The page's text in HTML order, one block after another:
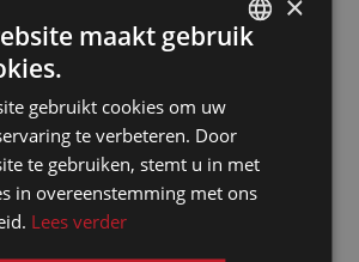
assurons une approche
professionnelle. Nous
de vous fournir des
interprètes
expérimentés, nous
mettons aussi à votre
disposition un
FRENCH
maakt gebruik
gebruikt cookies om uw
te verbeteren. Door
te gebruiken, stemt u in met
in overeenstemming met ons
Lees verder